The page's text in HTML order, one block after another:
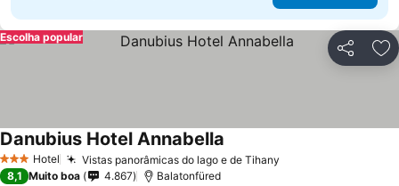
Partilhar
Escolha popular
3 EstrelasHotel Vistas panorâmicas do lago e de Tihany
Danubius Hotel Annabella
8,1 Muito boa 4.867 Balatonfüred